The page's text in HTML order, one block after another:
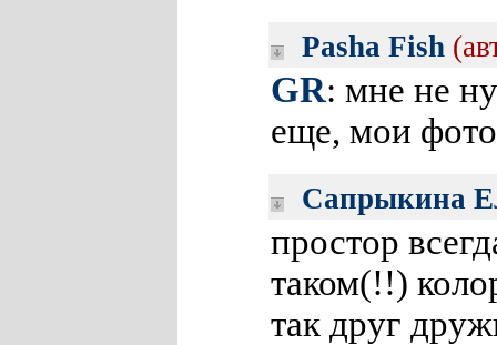
Pasha Fish
GR: мне не
еще, мои
Сапрыкина
простор
таком(!!)
так друг